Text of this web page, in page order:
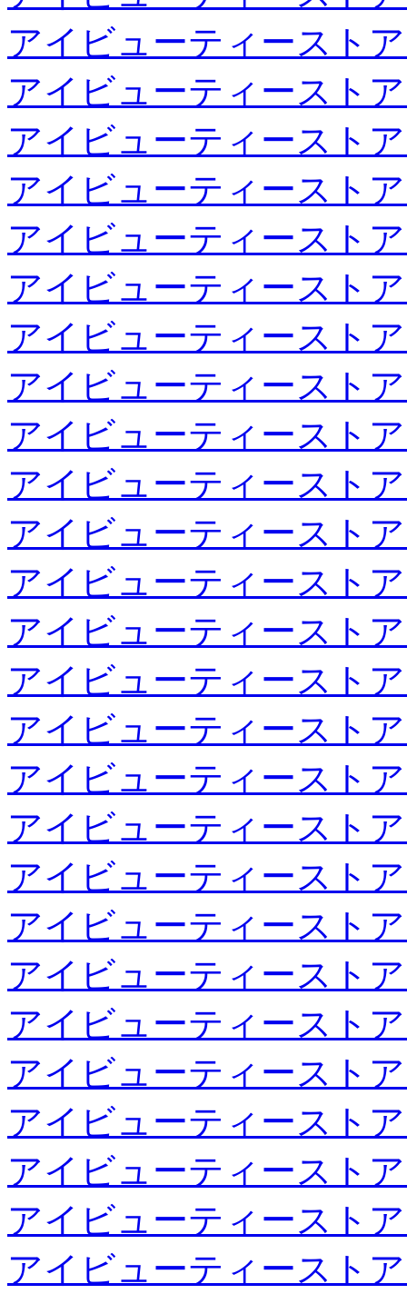
アイビューティースト
アイビューティースト
アイビューティースト
アイビューティースト
アイビューティースト
アイビューティースト
アイビューティースト
アイビューティースト
アイビューティースト
アイビューティースト
アイビューティースト
アイビューティースト
アイビューティースト
アイビューティースト
アイビューティースト
アイビューティースト
アイビューティースト
アイビューティースト
アイビューティースト
アイビューティースト
アイビューティースト
アイビューティースト
アイビューティースト
アイビューティースト
アイビューティースト
アイビューティースト